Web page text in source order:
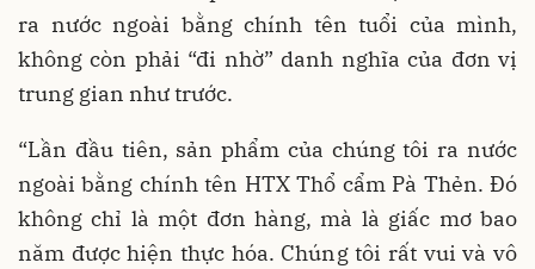
ra nước ngoài bằng chính tên tuổi của mình,
không còn phải “đi nhờ” danh nghĩa của đơn vị
trung gian như trước.
“Lần đầu tiên, sản phẩm của chúng tôi ra nước
ngoài bằng chính tên HTX Thổ cẩm Pà Thẻn. Đó
không chỉ là một đơn hàng, mà là giấc mơ bao
năm được hiện thực hóa. Chúng tôi rất vui và vô